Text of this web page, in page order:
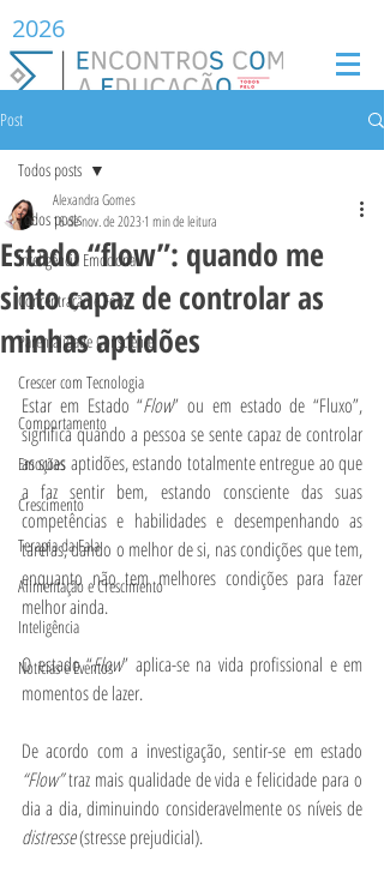
2026
Post
Todos posts
Inteligência Emocional
Concentração e Foco
Parentalidade Consciente
Crescer com Tecnologia
Comportamento
Emoções
Crescimento
Terapia da Fala
Alimentação e Crescimento
Inteligência
Notícias e Eventos
Todos posts
Estado “flow”: quando me
sinto capaz de controlar as
minhas aptidões
Alexandra Gomes
16 de nov. de 20231 min de leitura
Estar em Estado “Flow” ou em estado de “Fluxo”,
significa quando a pessoa se sente capaz de controlar
as suas aptidões, estando totalmente entregue ao que
a faz sentir bem, estando consciente das suas
competências e habilidades e desempenhando as
tarefas, dando o melhor de si, nas condições que tem,
enquanto não tem melhores condições para fazer
melhor ainda.
O estado “Flow” aplica-se na vida profissional e em
momentos de lazer.
“Flow” traz mais qualidade de vida e felicidade para o
distresse (stresse prejudicial).